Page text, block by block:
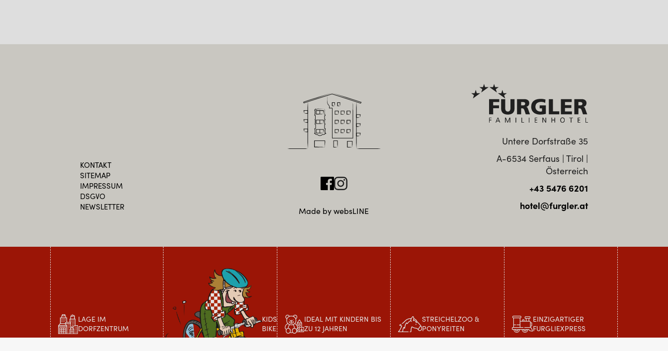
KONTAKT
SITEMAP
IMPRESSUM
DSGVO
NEWSLETTER
Made by websLINE
Untere Dorfstraße 35
A-6534 Serfaus | Tirol |
Österreich
+43 5476 6201
hotel@furgler.at
LAGE IM
DORFZENTRUM
KIDS
BIKE
IDEAL MIT KINDERN BIS
ZU 12 JAHREN
STREICHELZOO &
PONYREITEN
EINZIGARTIGER
FURGLIEXPRESS